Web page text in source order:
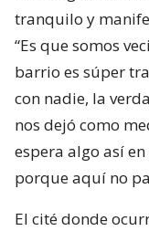
tranquilo y
“Es que somos
barrio es súper
con nadie, la
nos dejó como
espera algo así
porque aquí no
El cité donde